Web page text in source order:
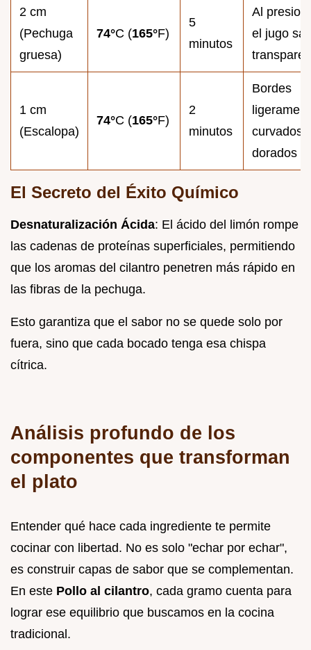
2 cm
(Pechuga
gruesa)
74°C (165°F)
5
minutos
Al
el jugo
1 cm
(Escalopa)
74°C (165°F)
2
minutos
Bordes
curvados
dorados
El Secreto del Éxito Químico
Desnaturalización Ácida: El ácido del limón rompe
las cadenas de proteínas superficiales, permitiendo
que los aromas del cilantro penetren más rápido en
las fibras de la pechuga.
Esto garantiza que el sabor no se quede solo por
fuera, sino que cada bocado tenga esa chispa
cítrica.
Análisis profundo de los
componentes que transforman
el plato
Entender qué hace cada ingrediente te permite
cocinar con libertad. No es solo "echar por echar",
es construir capas de sabor que se complementan.
En este Pollo al cilantro, cada gramo cuenta para
lograr ese equilibrio que buscamos en la cocina
tradicional.